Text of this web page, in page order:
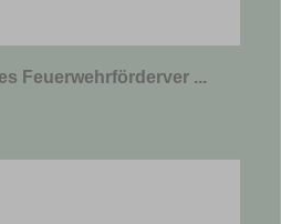
Feuerwehrförderver ...